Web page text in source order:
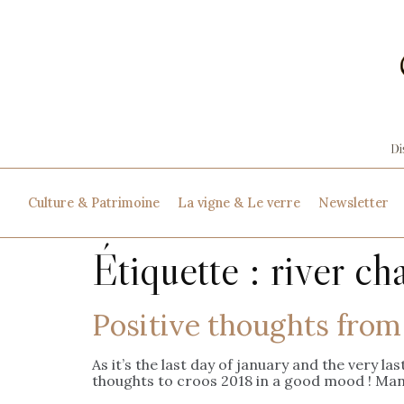
Culture & Patrimoine La vigne & Le verre Newsletter
Étiquette : river
Positive thoughts
As it’s the last day of january and the very
thoughts to croos 2018 in a good mood !